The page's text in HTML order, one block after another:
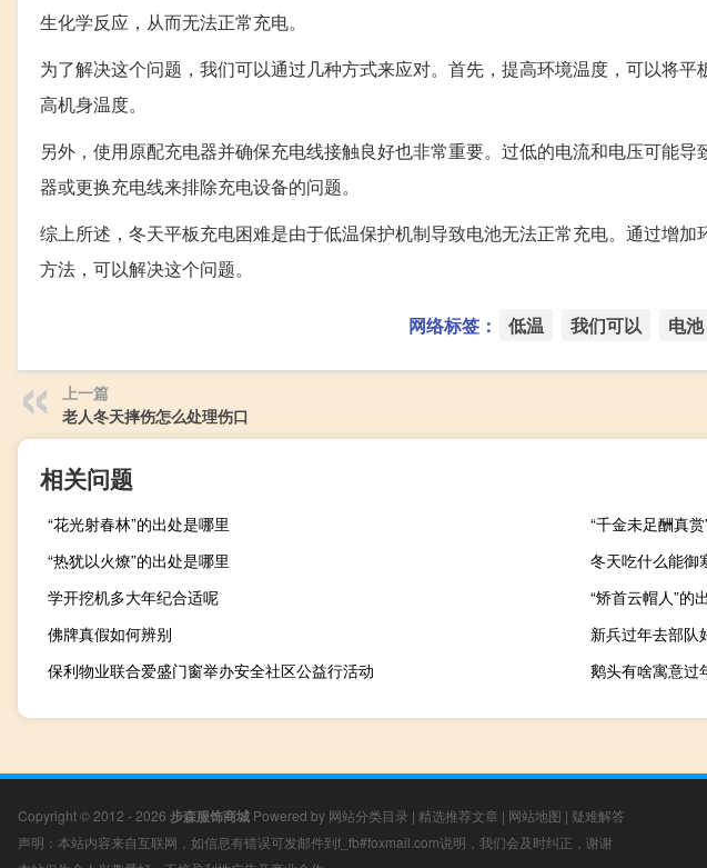
生化学反应，从而无法正常充电。
为了解决这个问题，我们可以通过几种方式来应对。首先，提高环境温度，可以将
高机身温度。
另外，使用原配充电器并确保充电线接触良好也非常重要。过低的电流和电压可能
器或更换充电线来排除充电设备的问题。
综上所述，冬天平板充电困难是由于低温保护机制导致电池无法正常充电。通过增
方法，可以解决这个问题。
网络标签： 低温 我们可以 电池
上一篇
老人冬天摔伤怎么处理伤口
相关问题
“花光射春林”的出处是哪里
“千金未足酬真
“热犹以火燎”的出处是哪里
冬天吃什么能御
学开挖机多大年纪合适呢
“矫首云帽人”的
佛牌真假如何辨别
新兵过年去部队
保利物业联合爱盛门窗举办安全社区公益行活动
鹅头有啥寓意过
Copyright © 2012 - 2026 步森服饰商城 Powered by 网站分类目录 | 精选推荐文章 | 网站地图 | 疑难解答
声明：本站内容来自互联网，如信息有错误可发邮件到f_fb#foxmail.com说明，我们会及时纠正，谢谢